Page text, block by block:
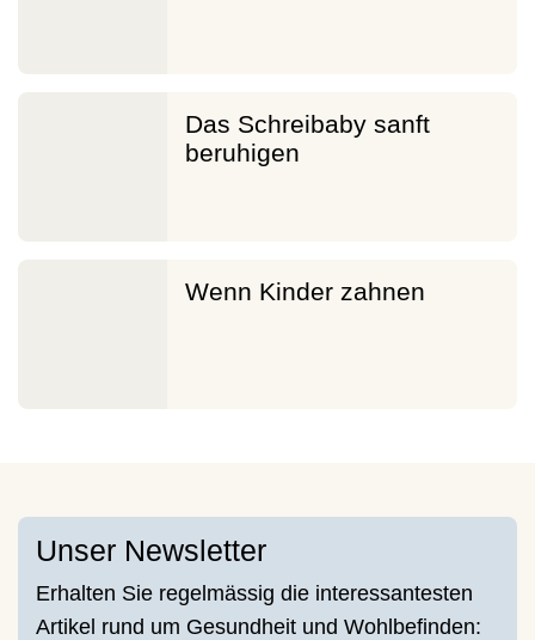
Das Schreibaby sanft
beruhigen
Wenn Kinder zahnen
Unser Newsletter
Erhalten Sie regelmässig die interessantesten
Artikel rund um Gesundheit und Wohlbefinden: